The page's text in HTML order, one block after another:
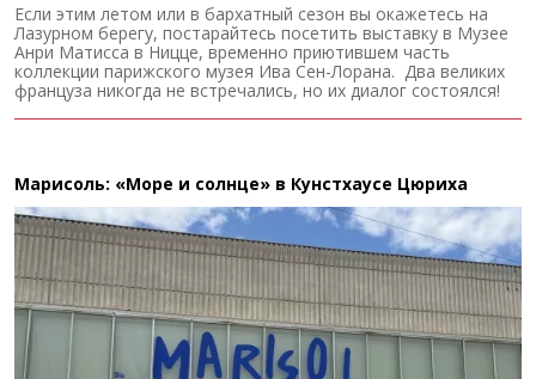
Если этим летом или в бархатный сезон вы окажетесь на
Лазурном берегу, постарайтесь посетить выставку в Музее
Анри Матисса в Ницце, временно приютившем часть
коллекции парижского музея Ива Сен-Лорана. Два великих
француза никогда не встречались, но их диалог состоялся!
Марисоль: «Море и солнце» в Кунстхаусе Цюриха